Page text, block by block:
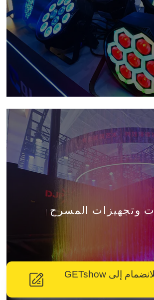
وتجهيزات المسرح
اتصل بنا الآن للانضمام إلى GETshow